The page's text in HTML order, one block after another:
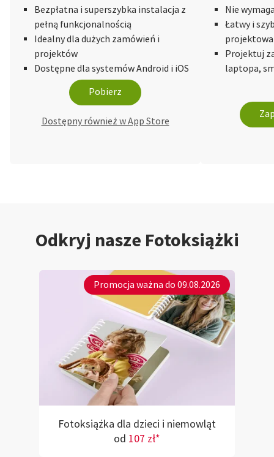
Bezpłatna i superszybka instalacja z
pełną funkcjonalnością
Idealny dla dużych zamówień i
projektów
Dostępne dla systemów Android i iOS
Pobierz
Dostępny również w App Store
Nie
Łatwy i
Projektuj
laptopa,
Odkryj nasze Fotoksiążki
Promocja ważna do 09.08.2026
Fotoksiążka dla dzieci i niemowląt
od 107 zł*